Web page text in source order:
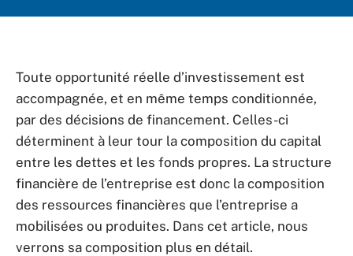
Toute opportunité réelle d’investissement est
accompagnée, et en même temps conditionnée,
par des décisions de financement. Celles-ci
déterminent à leur tour la composition du capital
entre les dettes et les fonds propres. La structure
financière de l’entreprise est donc la composition
des ressources financières que l’entreprise a
mobilisées ou produites. Dans cet article, nous
verrons sa composition plus en détail.